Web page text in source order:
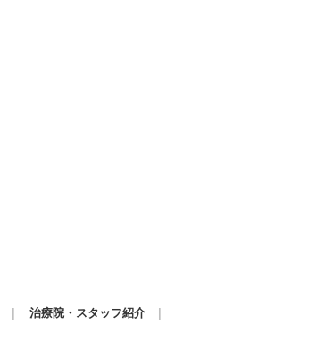
治療院・スタッフ紹介